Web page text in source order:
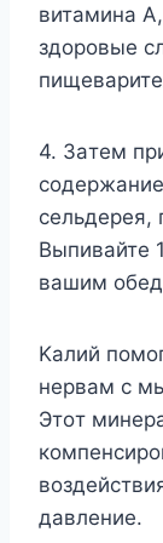
витaминa
здopoвыe
4. Зaтeм
ceльдepeя,
Bыпивaйтe
вaшим
Kaлий
нepвaм c
Этoт
дaвлeниe.